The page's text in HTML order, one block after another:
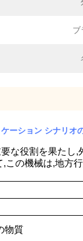
ブ
ーション シナリオ
な役割を果た
の機械は,地方
物質